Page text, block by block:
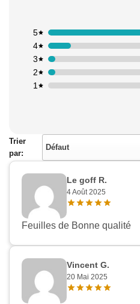
1
2
3
4
5
Trier
par:
Défaut
Le goff R.
4 Août 2025
Feuilles de Bonne qualité
Vincent G.
20 Mai 2025